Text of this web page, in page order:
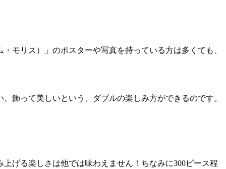
モリス）」のポスターや写真を持っている方は多くても、
飾って美しいという、ダブルの楽しみ方ができるのです。
げる楽しさは他では味わえません！ちなみに300ピース程